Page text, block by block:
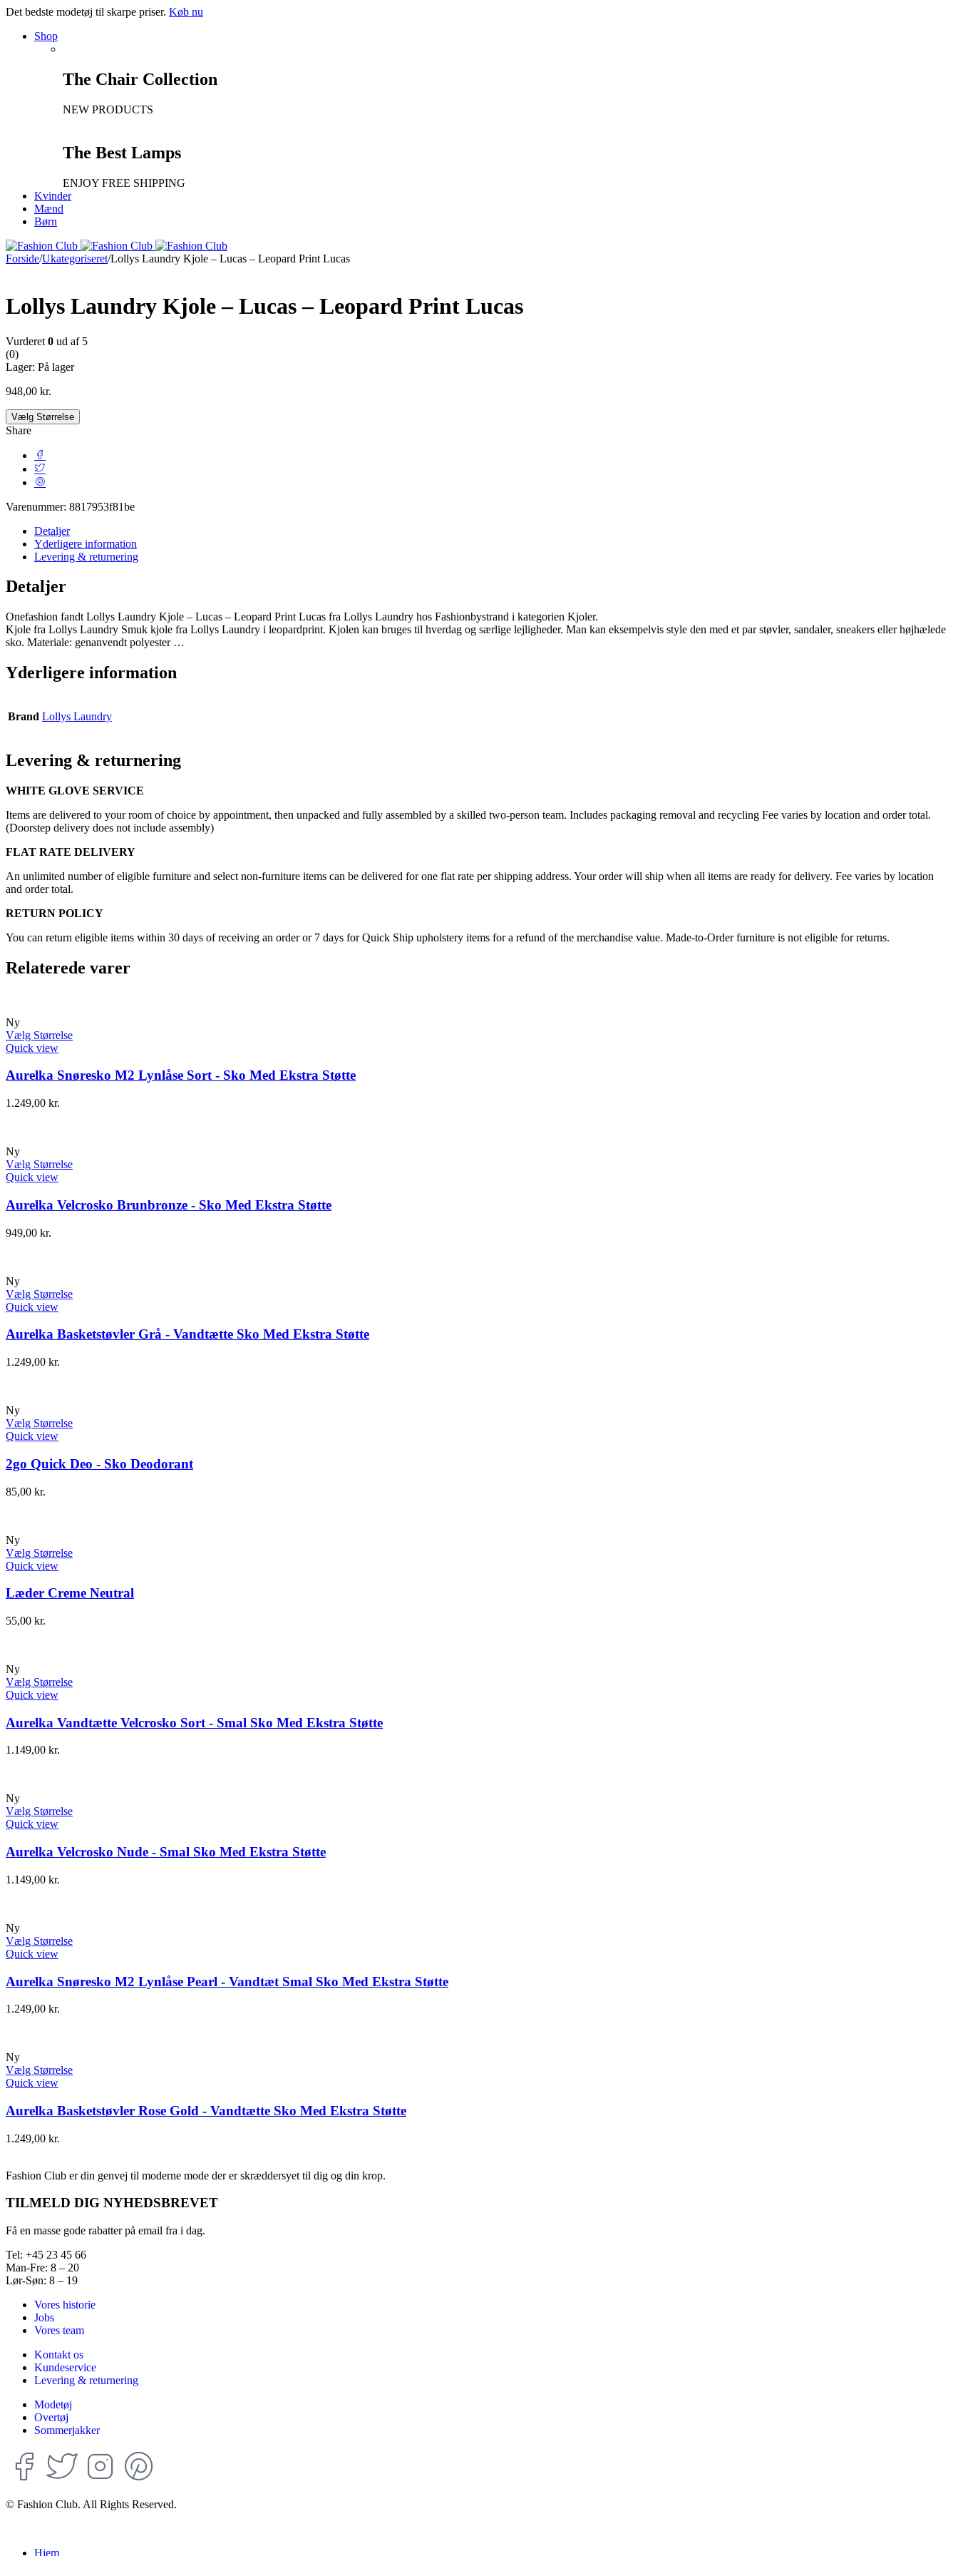
Det bedste modetøj til skarpe priser. Køb nu
Shop
The Chair Collection
NEW PRODUCTS
The Best Lamps
ENJOY FREE SHIPPING
Kvinder
Mænd
Børn
Forside/Ukategoriseret/Lollys Laundry Kjole – Lucas – Leopard Print Lucas
Lollys Laundry Kjole – Lucas – Leopard Print Lucas
Vurderet 0 ud af 5
(0)
Lager: På lager
948,00 kr.
Vælg Størrelse
Share
Varenummer: 8817953f81be
Detaljer
Yderligere information
Levering & returnering
Detaljer
Onefashion fandt Lollys Laundry Kjole – Lucas – Leopard Print Lucas fra Lollys Laundry hos Fashionbystrand i kategorien Kjoler.
Kjole fra Lollys Laundry Smuk kjole fra Lollys Laundry i leopardprint. Kjolen kan bruges til hverdag og særlige lejligheder. Man kan eksempelvis style den med et par støvler, sandaler, sneakers eller højhælede
sko. Materiale: genanvendt polyester …
Yderligere information
Brand Lollys Laundry
Levering & returnering
WHITE GLOVE SERVICE
Items are delivered to your room of choice by appointment, then unpacked and fully assembled by a skilled two-person team. Includes packaging removal and recycling Fee varies by location and order total.
(Doorstep delivery does not include assembly)
FLAT RATE DELIVERY
An unlimited number of eligible furniture and select non-furniture items can be delivered for one flat rate per shipping address. Your order will ship when all items are ready for delivery. Fee varies by location
and order total.
RETURN POLICY
You can return eligible items within 30 days of receiving an order or 7 days for Quick Ship upholstery items for a refund of the merchandise value. Made-to-Order furniture is not eligible for returns.
Relaterede varer
Ny
Vælg Størrelse
Quick view
Aurelka Snøresko M2 Lynlåse Sort - Sko Med Ekstra Støtte
1.249,00 kr.
Ny
Vælg Størrelse
Quick view
Aurelka Velcrosko Brunbronze - Sko Med Ekstra Støtte
949,00 kr.
Ny
Vælg Størrelse
Quick view
Aurelka Basketstøvler Grå - Vandtætte Sko Med Ekstra Støtte
1.249,00 kr.
Ny
Vælg Størrelse
Quick view
2go Quick Deo - Sko Deodorant
85,00 kr.
Ny
Vælg Størrelse
Quick view
Læder Creme Neutral
55,00 kr.
Ny
Vælg Størrelse
Quick view
Aurelka Vandtætte Velcrosko Sort - Smal Sko Med Ekstra Støtte
1.149,00 kr.
Ny
Vælg Størrelse
Quick view
Aurelka Velcrosko Nude - Smal Sko Med Ekstra Støtte
1.149,00 kr.
Ny
Vælg Størrelse
Quick view
Aurelka Snøresko M2 Lynlåse Pearl - Vandtæt Smal Sko Med Ekstra Støtte
1.249,00 kr.
Ny
Vælg Størrelse
Quick view
Aurelka Basketstøvler Rose Gold - Vandtætte Sko Med Ekstra Støtte
1.249,00 kr.
Fashion Club er din genvej til moderne mode der er skræddersyet til dig og din krop.
TILMELD DIG NYHEDSBREVET
Få en masse gode rabatter på email fra i dag.
Tel: +45 23 45 66
Man-Fre: 8 – 20
Lør-Søn: 8 – 19
Vores historie
Jobs
Vores team
Kontakt os
Kundeservice
Levering & returnering
Modetøj
Overtøj
Sommerjakker
© Fashion Club. All Rights Reserved.
Hjem